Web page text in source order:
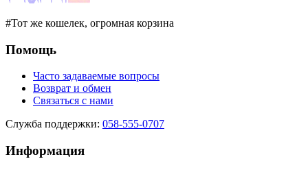
#Тот же кошелек, огромная корзина
Помощь
Часто задаваемые вопросы
Возврат и обмен
Связаться с нами
Служба поддержки: 058-555-0707
Информация